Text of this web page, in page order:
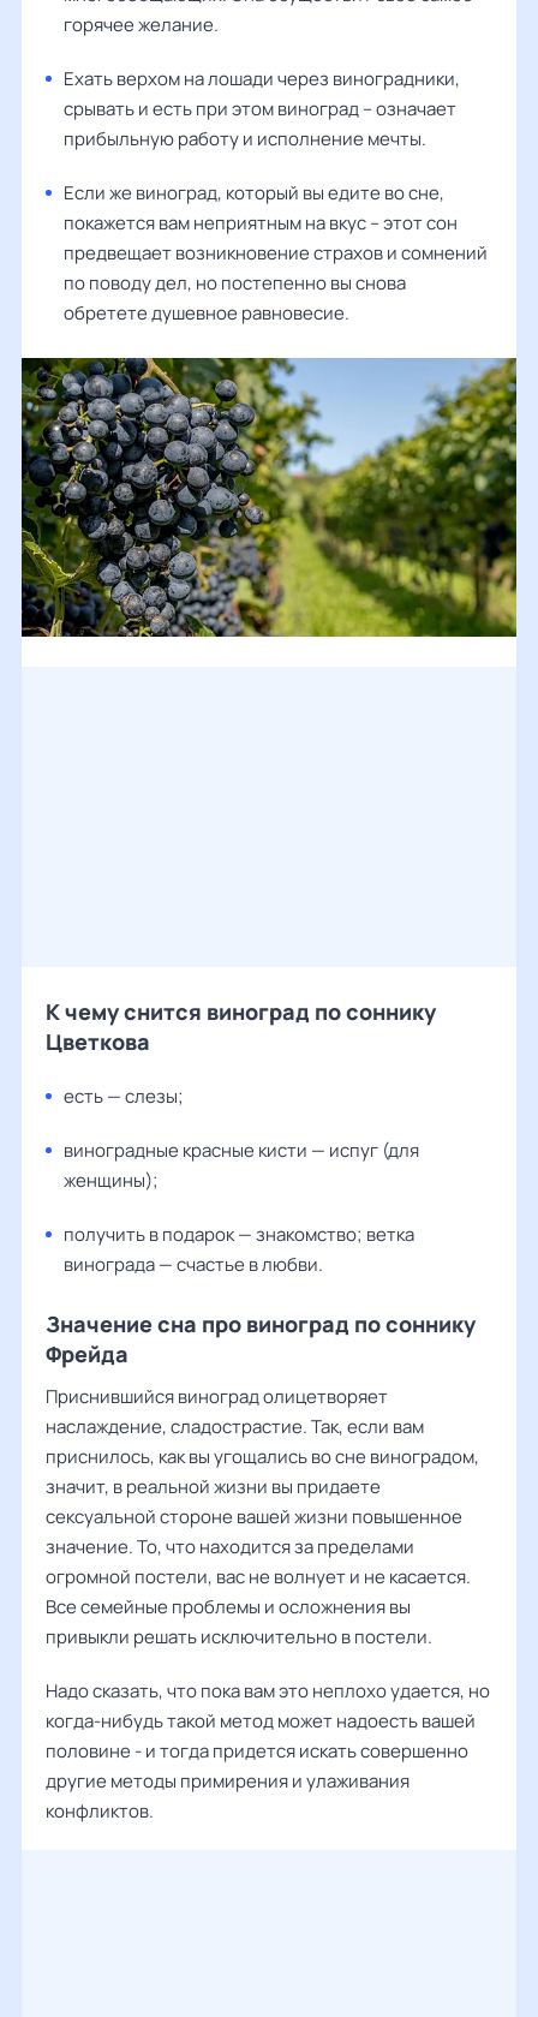
горячее желание.
Ехать верхом на лошади через виноградники,
срывать и есть при этом виноград – означает
прибыльную работу и исполнение мечты.
Если же виноград, который вы едите во сне,
покажется вам неприятным на вкус – этот сон
предвещает возникновение страхов и сомнений
по поводу дел, но постепенно вы снова
обретете душевное равновесие.
К чему снится виноград по соннику
Цветкова
есть — слезы;
виноградные красные кисти — испуг (для
женщины);
получить в подарок — знакомство; ветка
винограда — счастье в любви.
Значение сна про виноград по соннику
Фрейда
Приснившийся виноград олицетворяет
наслаждение, сладострастие. Так, если вам
приснилось, как вы угощались во сне виноградом,
значит, в реальной жизни вы придаете
сексуальной стороне вашей жизни повышенное
значение. То, что находится за пределами
огромной постели, вас не волнует и не касается.
Все семейные проблемы и осложнения вы
привыкли решать исключительно в постели.
Надо сказать, что пока вам это неплохо удается, но
когда-нибудь такой метод может надоесть вашей
половине - и тогда придется искать совершенно
другие методы примирения и улаживания
конфликтов.